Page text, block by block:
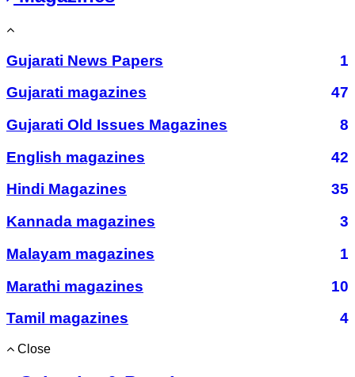
Gujarati News Papers
1
Gujarati magazines
47
Gujarati Old Issues Magazines
8
English magazines
42
Hindi Magazines
35
Kannada magazines
3
Malayam magazines
1
Marathi magazines
10
Tamil magazines
4
Close